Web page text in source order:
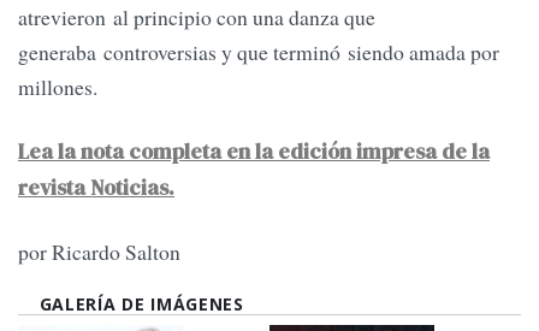
atrevieron al principio con una danza que
generaba controversias y que terminó siendo amada por
millones.
Lea la nota completa en la edición impresa de la
revista Noticias.
por Ricardo Salton
GALERÍA DE IMÁGENES